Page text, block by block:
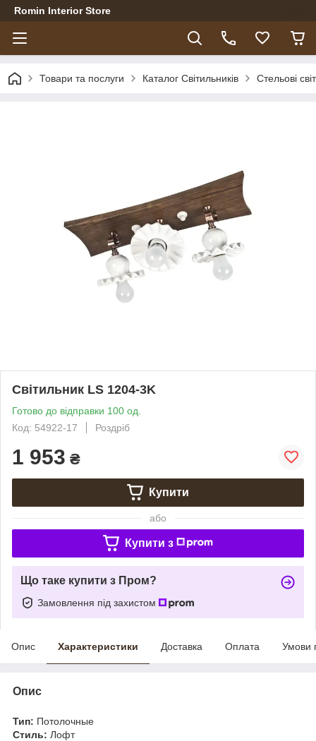
Romin Interior Store
Товари та послуги Каталог Світильників Стельові
Світильник LS 1204-3K
Готово до відправки 100 од.
Код: 54922-17
Роздріб
1 953 ₴
Купити
або
Купити з
Що таке купити з Пром?
Замовлення під захистом
Опис Характеристики Доставка Оплата Умови
Опис
Тип: Потолочные
Стиль: Лофт